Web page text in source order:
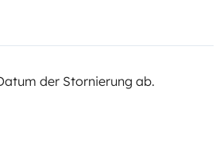
der Stornierung ab.